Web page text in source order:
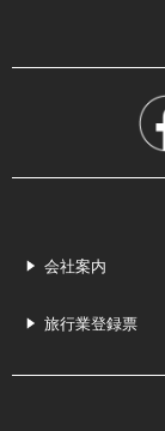
会社案内
旅行業登録票